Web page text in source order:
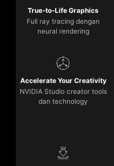
True-to-Life Graphics
Full ray tracing dengan
neural rendering
Accelerate Your Creativity
NVIDIA Studio creator tools
dan technology